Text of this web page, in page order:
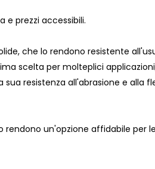
e prezzi accessibili.
che lo rendono resistente
scelta per molteplici
resistenza all'abrasione e alla
un'opzione affidabile per